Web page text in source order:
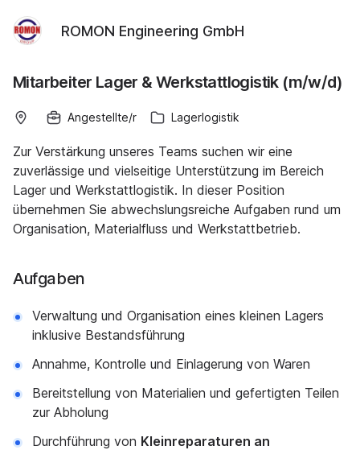
ROMON Engineering GmbH
Mitarbeiter Lager & Werkstattlogistik (m/w/d)
Angestellte/r Lagerlogistik
Zur Verstärkung unseres Teams suchen wir eine
zuverlässige und vielseitige Unterstützung im Bereich
Lager und Werkstattlogistik. In dieser Position
übernehmen Sie abwechslungsreiche Aufgaben rund um
Organisation, Materialfluss und Werkstattbetrieb.
Aufgaben
Verwaltung und Organisation eines kleinen Lagers
inklusive Bestandsführung
Annahme, Kontrolle und Einlagerung von Waren
Bereitstellung von Materialien und gefertigten Teilen
zur Abholung
Durchführung von Kleinreparaturen an